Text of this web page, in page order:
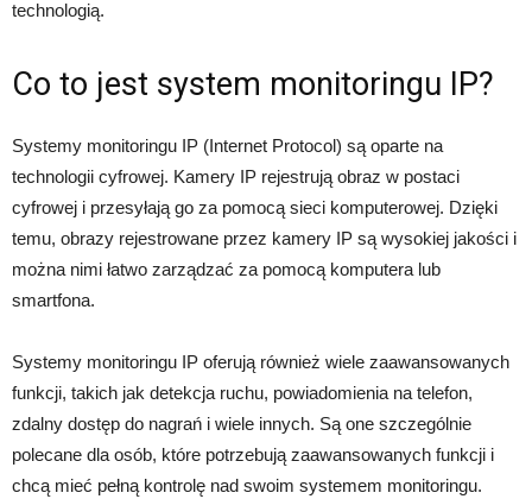
technologią.
Co to jest system monitoringu IP?
Systemy monitoringu IP (Internet Protocol) są oparte na
technologii cyfrowej. Kamery IP rejestrują obraz w postaci
cyfrowej i przesyłają go za pomocą sieci komputerowej. Dzięki
temu, obrazy rejestrowane przez kamery IP są wysokiej jakości i
można nimi łatwo zarządzać za pomocą komputera lub
smartfona.
Systemy monitoringu IP oferują również wiele zaawansowanych
funkcji, takich jak detekcja ruchu, powiadomienia na telefon,
zdalny dostęp do nagrań i wiele innych. Są one szczególnie
polecane dla osób, które potrzebują zaawansowanych funkcji i
chcą mieć pełną kontrolę nad swoim systemem monitoringu.